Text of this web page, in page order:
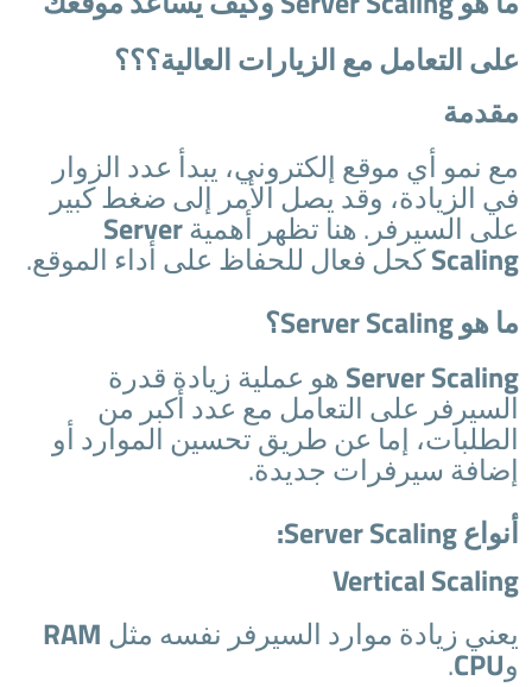
على التعامل مع الزيارات العالية؟؟؟
مقدمة
مع نمو أي موقع إلكتروني، يبدأ عدد الزوار
في الزيادة، وقد يصل الأمر إلى ضغط كبير
على السيرفر. هنا تظهر أهميةServer
Scalingكحل فعال للحفاظ على أداء الموقع.
ما هو Server Scaling؟
Server Scalingهو عملية زيادة قدرة
السيرفر على التعامل مع عدد أكبر من
الطلبات، إما عن طريق تحسين الموارد أو
إضافة سيرفرات جديدة.
أنواع Server Scaling:
Vertical Scaling
يعني زيادة موارد السيرفر نفسه مثل RAM
وCPU
.